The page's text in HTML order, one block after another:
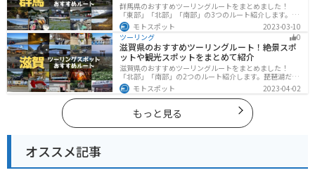
群馬県のおすすめツーリングルートをまとめました！
「東部」「北部」「南部」の3つのルート紹介します。草
津温泉や伊香保温泉など全国でも有名な温泉や豊かな自
然を満喫するツーリングができます。バイクで群馬県に
ツーリングに行く際は参考にしてください。
モトスポット
2023-03-10
ツーリング
0
滋賀県のおすすめツーリングルート！絶景スポ
ットや観光スポットをまとめて紹介
滋賀県のおすすめツーリングルートをまとめました！
「北部」「南部」の2つのルート紹介します。琵琶湖だけ
でなく、比叡山ドライブウェイなどの山を楽しめるスポ
ットも多数あります。バイクで滋賀県にツーリングに行
く際は参考にしてください。
モトスポット 2023-04-02
もっと見る
オススメ記事